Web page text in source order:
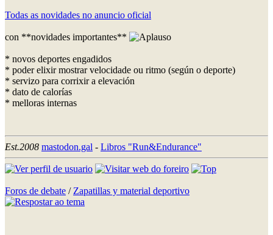
Todas as novidades no anuncio oficial
con **novidades importantes**
* novos deportes engadidos
* poder elixir mostrar velocidade ou ritmo (según o deporte)
* servizo para corrixir a elevación
* dato de calorías
* melloras internas
Est.2008 mastodon.gal - Libros "Run&Endurance"
Foros de debate / Zapatillas y material deportivo